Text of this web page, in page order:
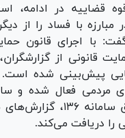
قضاییه در ادامه،
با فساد را از
با اجرای قانون
قانونی از
پیش‌بینی شده است.
مردمی فعال شده و
کشور نیز از طریق
را دریافت می‌کند.